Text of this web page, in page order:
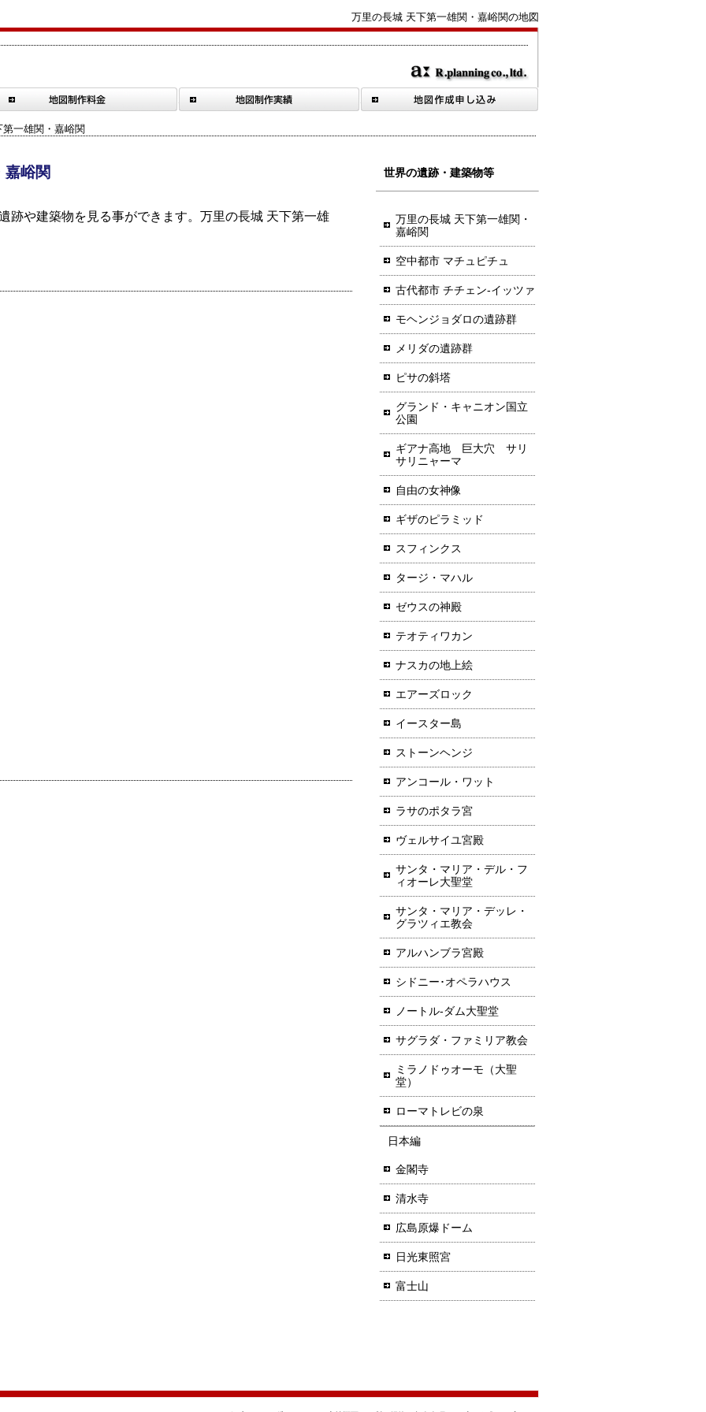
万里の長城 天下第一雄関・嘉峪関の地図
一雄関・嘉峪関
嘉峪関
跡や建築物を見る事ができます。 万里の長城 天下第一雄
世界の遺跡・建築物等
万里の長城 天下第一雄関・
嘉峪関
空中都市 マチュピチュ
古代都市 チチェン-イッツァ
モヘンジョダロの遺跡群
メリダの遺跡群
ピサの斜塔
グランド・キャニオン国立
公園
ギアナ高地 巨大穴 サリ
サリニャーマ
自由の女神像
ギザのピラミッド
スフィンクス
タージ・マハル
ゼウスの神殿
テオティワカン
ナスカの地上絵
エアーズロック
イースター島
ストーンヘンジ
アンコール・ワット
ラサのポタラ宮
ヴェルサイユ宮殿
サンタ・マリア・デル・フ
ィオーレ大聖堂
サンタ・マリア・デッレ・
グラツィエ教会
アルハンブラ宮殿
シドニー･オペラハウス
ノートル-ダム大聖堂
サグラダ・ファミリア教会
ミラノドゥオーモ（大聖
堂）
ローマトレビの泉
日本編
金閣寺
清水寺
広島原爆ドーム
日光東照宮
富士山